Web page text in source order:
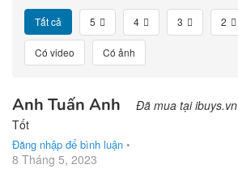
Tất cả 5 4 3 2
Có video Có ảnh
Anh Tuấn Anh Đã mua tại ibuys.vn
Tốt
Đăng nhập để bình luận •
8 Tháng 5, 2023